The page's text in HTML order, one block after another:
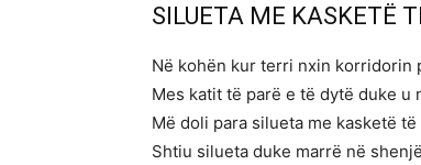
SILUETA ME KASKETË
Në kohën kur terri nxin korridorin
Mes katit të parë e të dytë duke u
Më doli para silueta me kasketë
Shtiu silueta duke marrë në